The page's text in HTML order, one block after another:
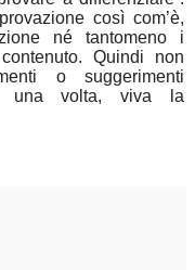
così com’è,
né tantomeno i
Quindi non
o suggerimenti
una volta, viva la